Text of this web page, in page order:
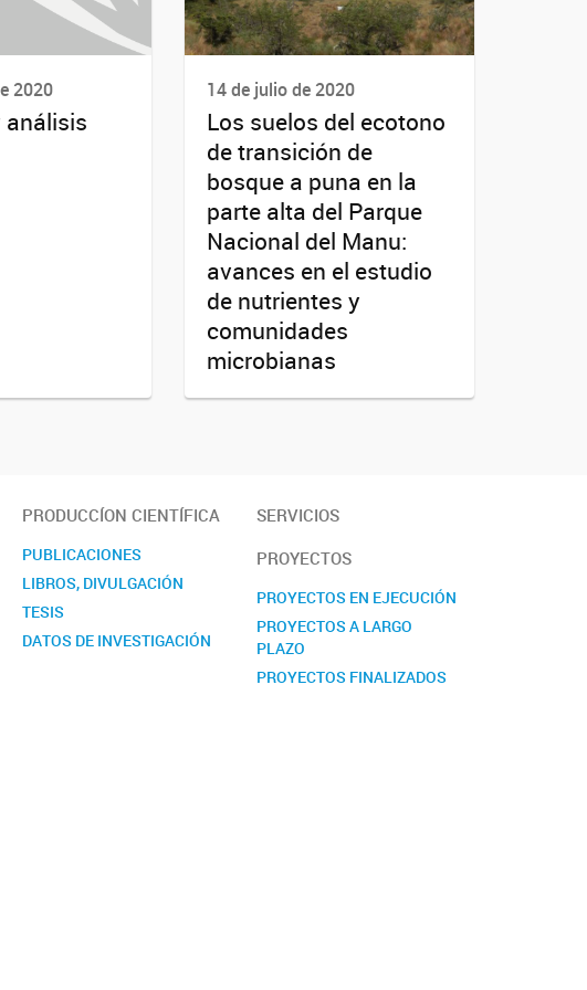
2020
análisis
14 de julio de 2020
Los suelos del ecotono
de transición de
bosque a puna en la
parte alta del Parque
Nacional del Manu:
avances en el estudio
de nutrientes y
comunidades
microbianas
PRODUCCÍON CIENTÍFICA
PUBLICACIONES
LIBROS, DIVULGACIÓN
TESIS
DATOS DE INVESTIGACIÓN
SERVICIOS
PROYECTOS
PROYECTOS EN EJECUCIÓN
PROYECTOS A LARGO
PLAZO
PROYECTOS FINALIZADOS